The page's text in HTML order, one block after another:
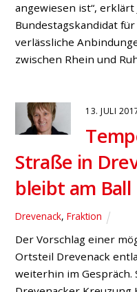
mehrtägige
durchgeführt. Im
das Ministerium die
‚verkehrsabhängig
15. MAI 2015
NRW-
prüft
A3-Abfahrt
Bucholtwelmen,Fraktion,
Um den